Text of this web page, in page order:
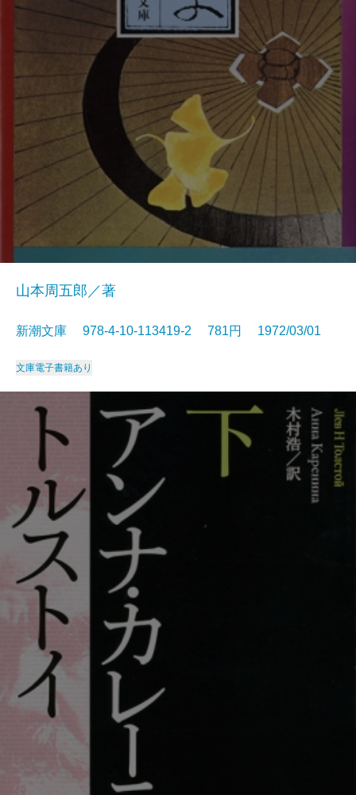
山本周五郎／著
新潮文庫 978-4-10-113419-2 781円 1972/03/01
文庫電子書籍あり